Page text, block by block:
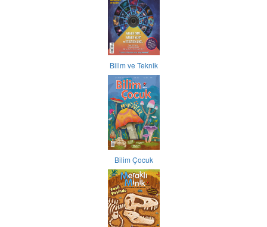
Bilim ve Teknik
Bilim Çocuk